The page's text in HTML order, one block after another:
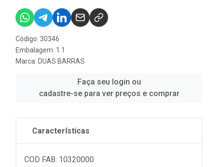
Código: 30346
Embalagem: 1.1
Marca: DUAS BARRAS
Faça seu login ou
cadastre-se para ver preços e comprar
Características
COD FAB: 10320000